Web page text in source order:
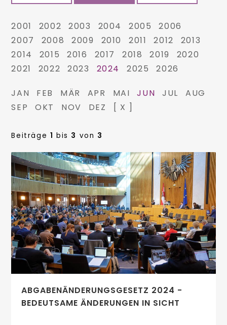
2001 2002 2003 2004 2005
2006
2007
2008 2009 2010 2011 2012
2013
2014
2015 2016 2017 2018 2019
2020
2021
2022 2023 2024 2025 2026
JAN FEB MÄR APR MAI JUN JUL
AUG
SEP
OKT NOV DEZ [ X ]
Beiträge 1 bis 3 von 3
ABGABENÄNDERUNGSGESETZ 2024 -
BEDEUTSAME ÄNDERUNGEN IN SICHT